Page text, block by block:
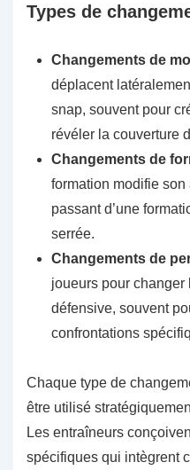
Types de
Changements de
déplacent
snap, souvent pour
révéler la couverture
Changements de
formation modifie
passant d’une
serrée.
Changements de
joueurs pour changer
défensive, souvent
confrontations
Chaque type de
être utilisé
Les entraîneurs
spécifiques qui intègrent